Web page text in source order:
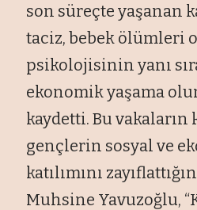
son süreçte yaşanan
taciz, bebek ölümleri
psikolojisinin yanı
ekonomik yaşama
kaydetti. Bu vakaların
gençlerin sosyal ve
katılımını
Muhsine Yavuzoğlu,